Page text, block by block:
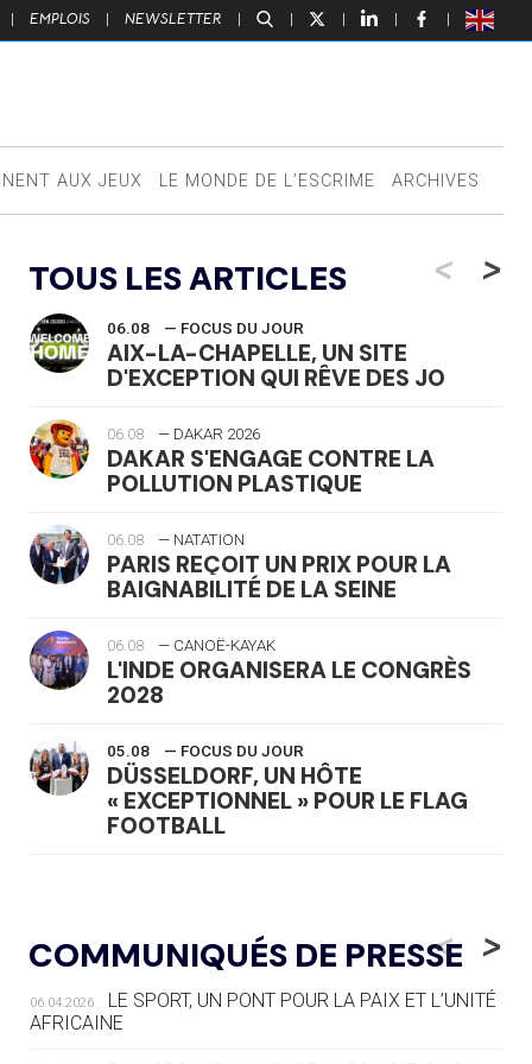
| EMPLOIS | NEWSLETTER | | | | |
AUX JEUX LE MONDE DE L’ESCRIME ARCHIVES
TOUS LES ARTICLES <
06.08 — FOCUS DU JOUR
AIX-LA-CHAPELLE, UN SITE
D'EXCEPTION QUI RÊVE DES JO
06.08 — DAKAR 2026
DAKAR S'ENGAGE CONTRE LA
POLLUTION PLASTIQUE
06.08 — NATATION
PARIS REÇOIT UN PRIX POUR LA
BAIGNABILITÉ DE LA SEINE
06.08 — CANOË-KAYAK
L'INDE ORGANISERA LE CONGRÈS
2028
05.08 — FOCUS DU JOUR
DÜSSELDORF, UN HÔTE
« EXCEPTIONNEL » POUR LE FLAG
FOOTBALL
LE RÊVE DE VOIR LA LUGE ALPINE
AUX JO « N'EST PAS FINI »
05.08 — TIR À L'ARC
DES MONDIAUX À BRISBANE SUR LA
>
COMMUNIQUÉS DE PRESSE
<
06.04.2026
LE SPORT, UN PONT POUR LA PAIX ET L’UNITÉ
AFRICAINE
>